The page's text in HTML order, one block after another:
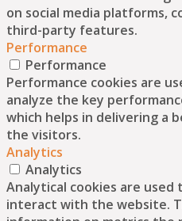
on social media platforms,
third-party features.
Performance
Performance
Performance cookies are
analyze the key
which helps in delivering a
the visitors.
Analytics
Analytics
Analytical cookies are
interact with the website.